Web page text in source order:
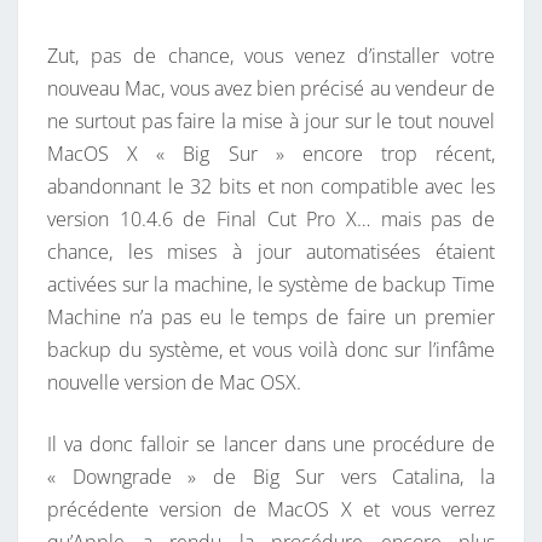
D
E
D
E
B
I
G
S
U
R
À
A
T
A
I
R
E
Zut, pas de chance, vous venez d’installer votre
nouveau Mac, vous avez bien précisé au vendeur de
ne surtout pas faire la mise à jour sur le tout nouvel
MacOS X « Big Sur » encore trop récent,
abandonnant le 32 bits et non compatible avec les
version 10.4.6 de Final Cut Pro X… mais pas de
chance, les mises à jour automatisées étaient
activées sur la machine, le système de backup Time
Machine n’a pas eu le temps de faire un premier
backup du système, et vous voilà donc sur l’infâme
nouvelle version de Mac OSX.
Il va donc falloir se lancer dans une procédure de
« Downgrade » de Big Sur vers Catalina, la
précédente version de MacOS X et vous verrez